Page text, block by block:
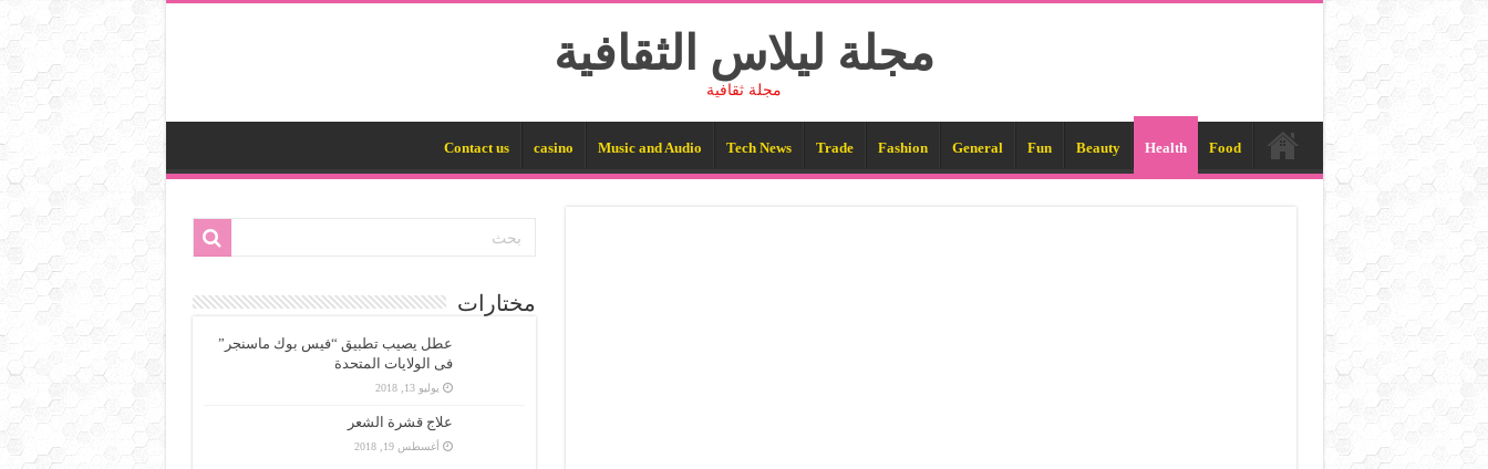
مجلة ليلاس الثقافية
مجلة ثقافية
Food
Health
Beauty
Fun
General
Fashion
Trade
Tech News
Music and Audio
casino
Contact us
مختارات
عطل يصيب تطبيق “فيس بوك ماسنجر”
فى الولايات المتحدة
يوليو 13, 2018
علاج قشرة الشعر
أغسطس 19, 2018